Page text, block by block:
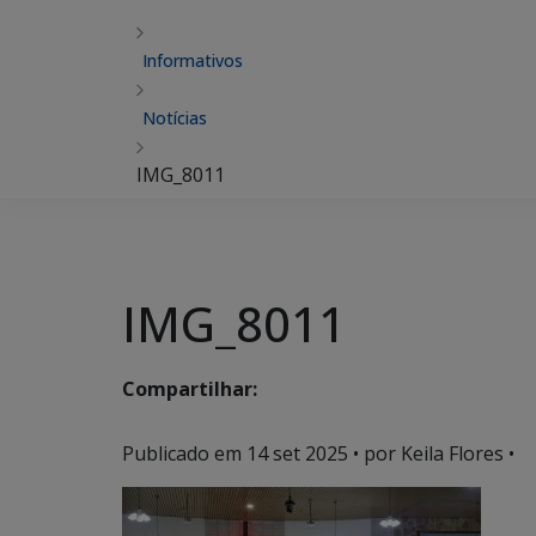
Informativos
Notícias
IMG_8011
IMG_8011
Compartilhar:
Publicado em 14 set 2025 • por Keila Flores •